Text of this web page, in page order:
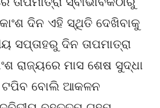
ଦିନ ଏହି ସ୍ଥିତି ଦେଖିବାକୁ
ସପ୍ତାହରୁ ଦିନ ତାପମାତ୍ରା
ରାଜ୍ୟରେ ମାସ ଶେଷ ସୁଦ୍ଧା
ଟପିବ ବୋଲି ଆକଳନ